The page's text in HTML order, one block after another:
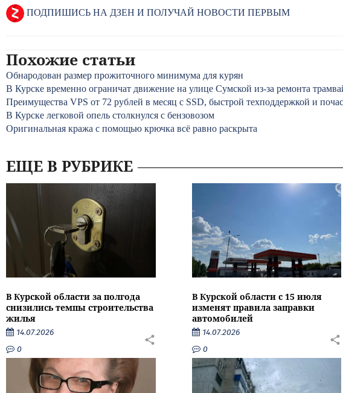
ПОДПИШИСЬ НА ДЗЕН И ПОЛУЧАЙ НОВОСТИ ПЕРВЫМ
Похожие статьи
Обнародован размер прожиточного минимума для курян
В Курске временно ограничат движение на улице Сумской из-за ремонта
Преимущества VPS от 72 рублей в месяц с SSD, быстрой техподдержкой и
В Курске легковой опель столкнулся с бензовозом
Оригинальная кража с помощью крючка всё равно раскрыта
ЕЩЕ В РУБРИКЕ
В Курской области за полгода
снизились темпы строительства
жилья
14.07.2026
0
В Курской области с 15 июля
изменят правила заправки
автомобилей
14.07.2026
0